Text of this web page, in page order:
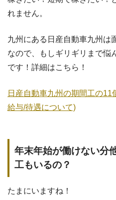
れません。
九州にある日産自動車九州は
なので、もしギリギリまで悩
です！詳細はこちら！
日産自動車九州の期間工の
給与/待遇について)
年末年始が働けない分
工もいるの？
たまにいますね！